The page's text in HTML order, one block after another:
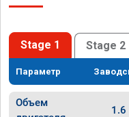
Stage 1 Stage 2
Параметр
Объем
1.6